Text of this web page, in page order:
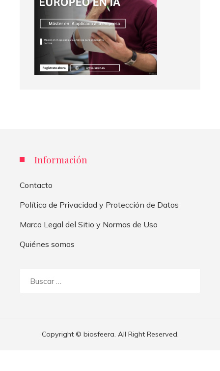
Información
Contacto
Política de Privacidad y Protección de Datos
Marco Legal del Sitio y Normas de Uso
Quiénes somos
Copyright © biosfeera. All Right Reserved.